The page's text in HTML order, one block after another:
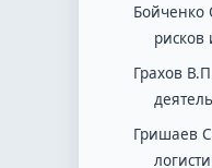
Бойченко
рисков
Грахов
Гришаев